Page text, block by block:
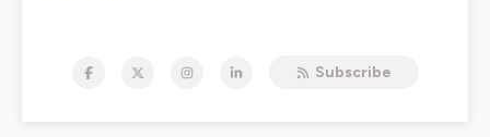
Subscribe